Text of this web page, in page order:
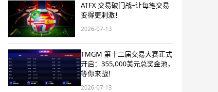
ATFX 交易破门战–让每笔交易
变得更剌激！
2026-07-13
TMGM 第十二届交易大赛正式
开启：355,000美元总奖金池，
等你来战！
2026-07-13